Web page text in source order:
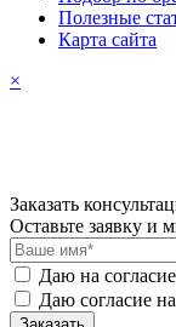
Полезные
Карта сайта
×
Заказать
Оставьте заявку
Даю на
Даю согласие